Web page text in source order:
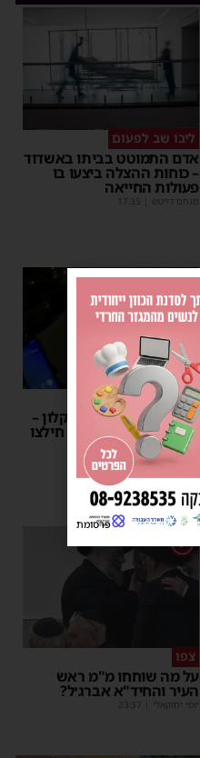
ליבו שב לפעום
אדם התמוטט בביתו באשדוד
– כוחות ההצלה ביצעו בו
פעולות החייאה
מנחם דויטש 17:35
1
צפו
תינוק ננעל ברכב באשקלון –
המתנדבים האשדודים חילצו
אותו בשלום
משה קאהן |
11:53
1
צפו
על מה שוחחו מ"מ ראש
העיר והחיד"א אברג׳ל?
יוסי יחזקאלי 23:37
פרסומת